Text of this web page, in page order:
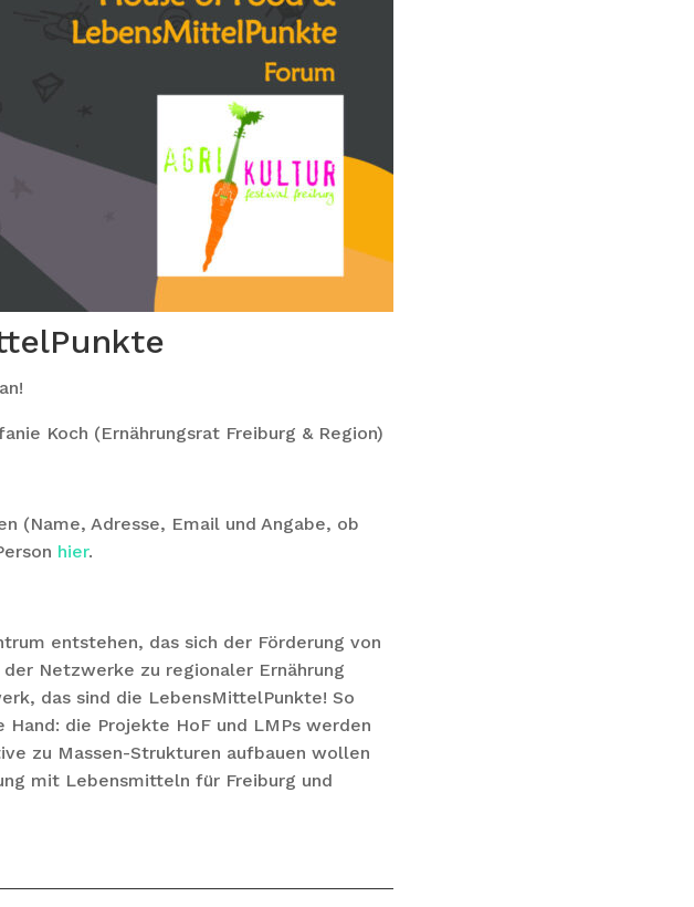
Koch (Ernährungsrat Freiburg & Region)
(Name, Adresse, Email und Angabe, ob
hier.
entstehen, das sich der Förderung von
Netzwerke zu regionaler Ernährung
das sind die LebensMittelPunkte! So
die Projekte HoF und LMPs werden
zu Massen-Strukturen aufbauen wollen
mit Lebensmitteln für Freiburg und